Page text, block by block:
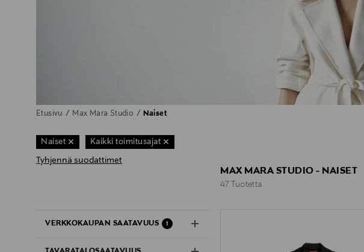
Etusivu Max Mara Studio Naiset
Naiset Kaikki toimitusajat
Tyhjennä suodattimet
VERKKOKAUPAN SAATAVUUS 1
MAX MARA STUDIO - NAISET
47 Tuotetta